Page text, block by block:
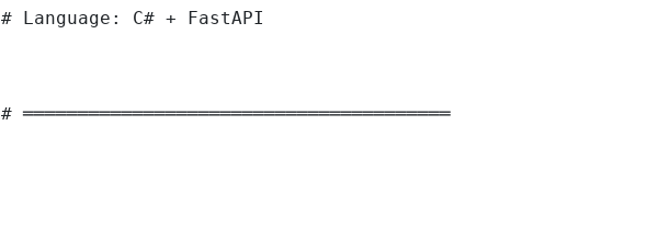
# Language: C# + FastAPI
# ═══════════════════════════════════════